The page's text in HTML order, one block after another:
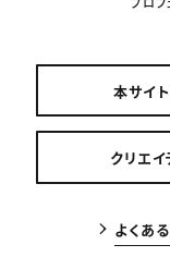
本サイ
クリエ
よくあ